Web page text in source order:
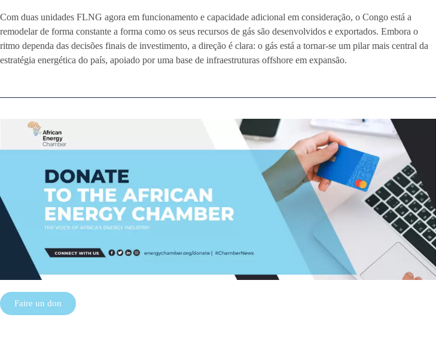
Com duas unidades FLNG agora em funcionamento e capacidade adicional em consideração, o Congo está a
remodelar de forma constante a forma como os seus recursos de gás são desenvolvidos e exportados. Embora o
ritmo dependa das decisões finais de investimento, a direção é clara: o gás está a tornar-se um pilar mais central da
estratégia energética do país, apoiado por uma base de infraestruturas offshore em expansão.
Faire un don